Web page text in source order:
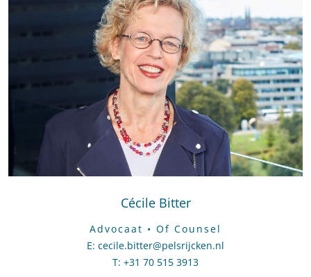
Cécile Bitter
Advocaat • Of Counsel
E: Stuur een e-mail naar Cécile Bitter
cecile.bitter@pelsrijcken.nl
T: Bel naar Cécile Bitter
+31 70 515 3913